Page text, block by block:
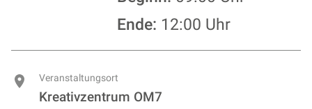
Ende: 12:00 Uhr
Veranstaltungsort
Kreativzentrum OM7